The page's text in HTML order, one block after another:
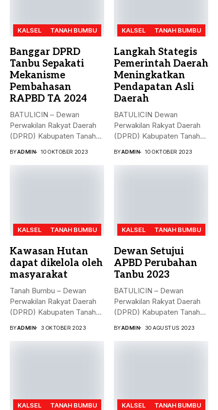
KALSEL TANAH BUMBU
Banggar DPRD
Tanbu Sepakati
Mekanisme
Pembahasan
RAPBD TA 2024
BATULICIN – Dewan
Perwakilan Rakyat Daerah
(DPRD) Kabupaten Tanah
BYADMIN 10 OKTOBER 2023
KALSEL TANAH BUMBU
Langkah Stategis
Pemerintah Daerah
Meningkatkan
Pendapatan Asli
Daerah
BATULICIN Dewan
Perwakilan Rakyat Daerah
(DPRD) Kabupaten Tanah
BYADMIN 10 OKTOBER 2023
KALSEL TANAH BUMBU
Kawasan Hutan
dapat dikelola oleh
masyarakat
Tanah Bumbu – Dewan
Perwakilan Rakyat Daerah
(DPRD) Kabupaten Tanah
BYADMIN 3 OKTOBER 2023
KALSEL TANAH BUMBU
Dewan Setujui
APBD Perubahan
Tanbu 2023
BATULICIN – Dewan
Perwakilan Rakyat Daerah
(DPRD) Kabupaten Tanah
BYADMIN 30 AGUSTUS 2023
KALSEL TANAH BUMBU KALSEL TANAH BUMBU